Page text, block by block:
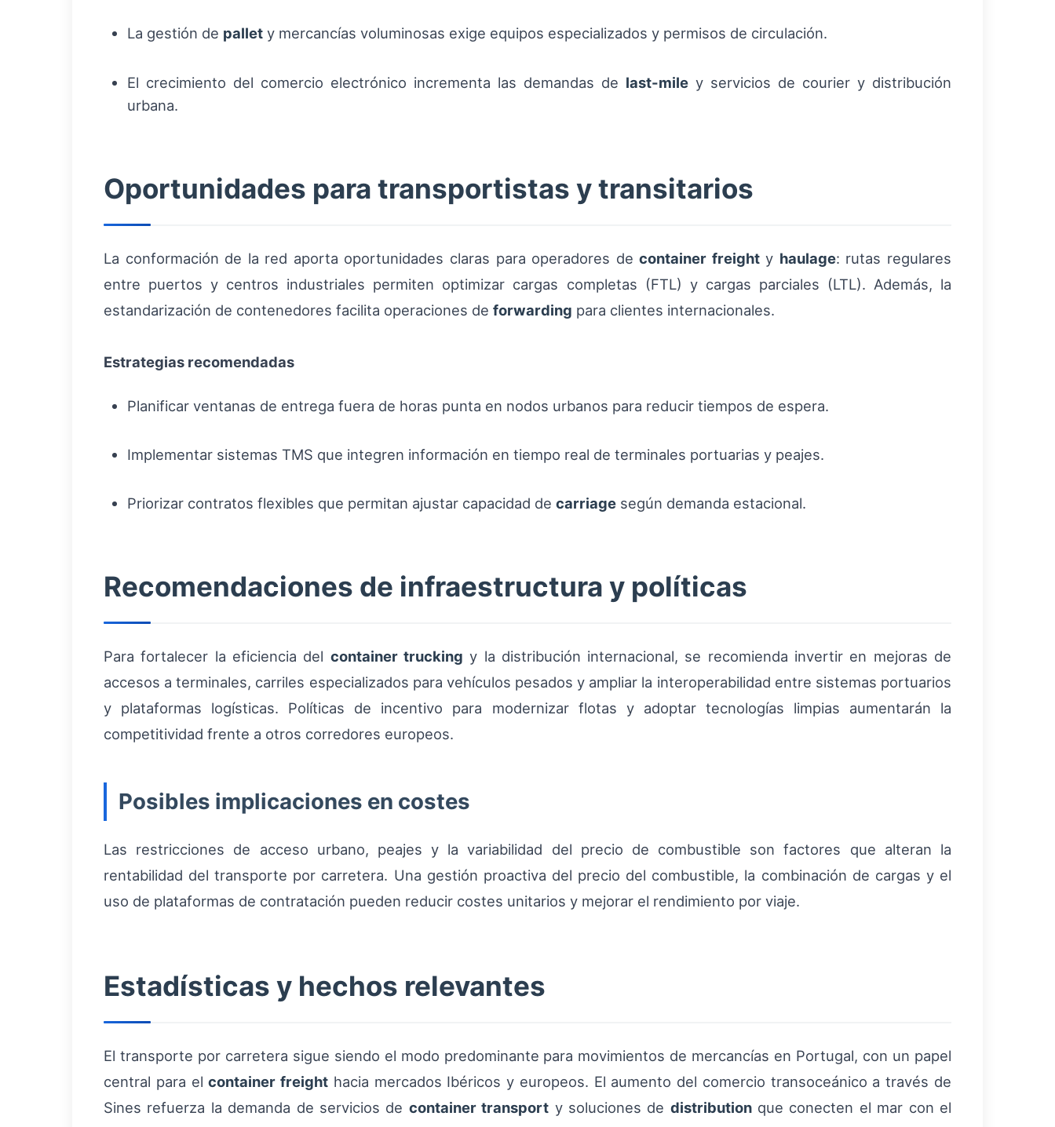
La gestión de pallet y mercancías voluminosas exige equipos especializados y permisos de circulación.
El crecimiento del comercio electrónico incrementa las demandas de last-mile y servicios de courier y distribución
urbana.
Oportunidades para transportistas y transitarios
La conformación de la red aporta oportunidades claras para operadores decontainer freighty haulage: rutas regulares
entre puertos y centros industriales permiten optimizar cargas completas (FTL) y cargas parciales (LTL). Además, la
estandarización de contenedores facilita operaciones de forwarding para clientes internacionales.
Estrategias recomendadas
Planificar ventanas de entrega fuera de horas punta en nodos urbanos para reducir tiempos de espera.
Implementar sistemas TMS que integren información en tiempo real de terminales portuarias y peajes.
Priorizar contratos flexibles que permitan ajustar capacidad de carriage según demanda estacional.
Recomendaciones de infraestructura y políticas
Para fortalecer la eficiencia del container trucking y la distribución internacional, se recomienda invertir en mejoras de
accesos a terminales, carriles especializados para vehículos pesados y ampliar la interoperabilidad entre sistemas portuarios
y plataformas logísticas. Políticas de incentivo para modernizar flotas y adoptar tecnologías limpias aumentarán la
competitividad frente a otros corredores europeos.
Posibles implicaciones en costes
Las restricciones de acceso urbano, peajes y la variabilidad del precio de combustible son factores que alteran la
rentabilidad del transporte por carretera. Una gestión proactiva del precio del combustible, la combinación de cargas y el
uso de plataformas de contratación pueden reducir costes unitarios y mejorar el rendimiento por viaje.
Estadísticas y hechos relevantes
El transporte por carretera sigue siendo el modo predominante para movimientos de mercancías en Portugal, con un papel
central para elcontainer freight hacia mercados Ibéricos y europeos. El aumento del comercio transoceánico a través de
Sines refuerza la demanda de servicios de container transport y soluciones de distributionque conecten el mar con el